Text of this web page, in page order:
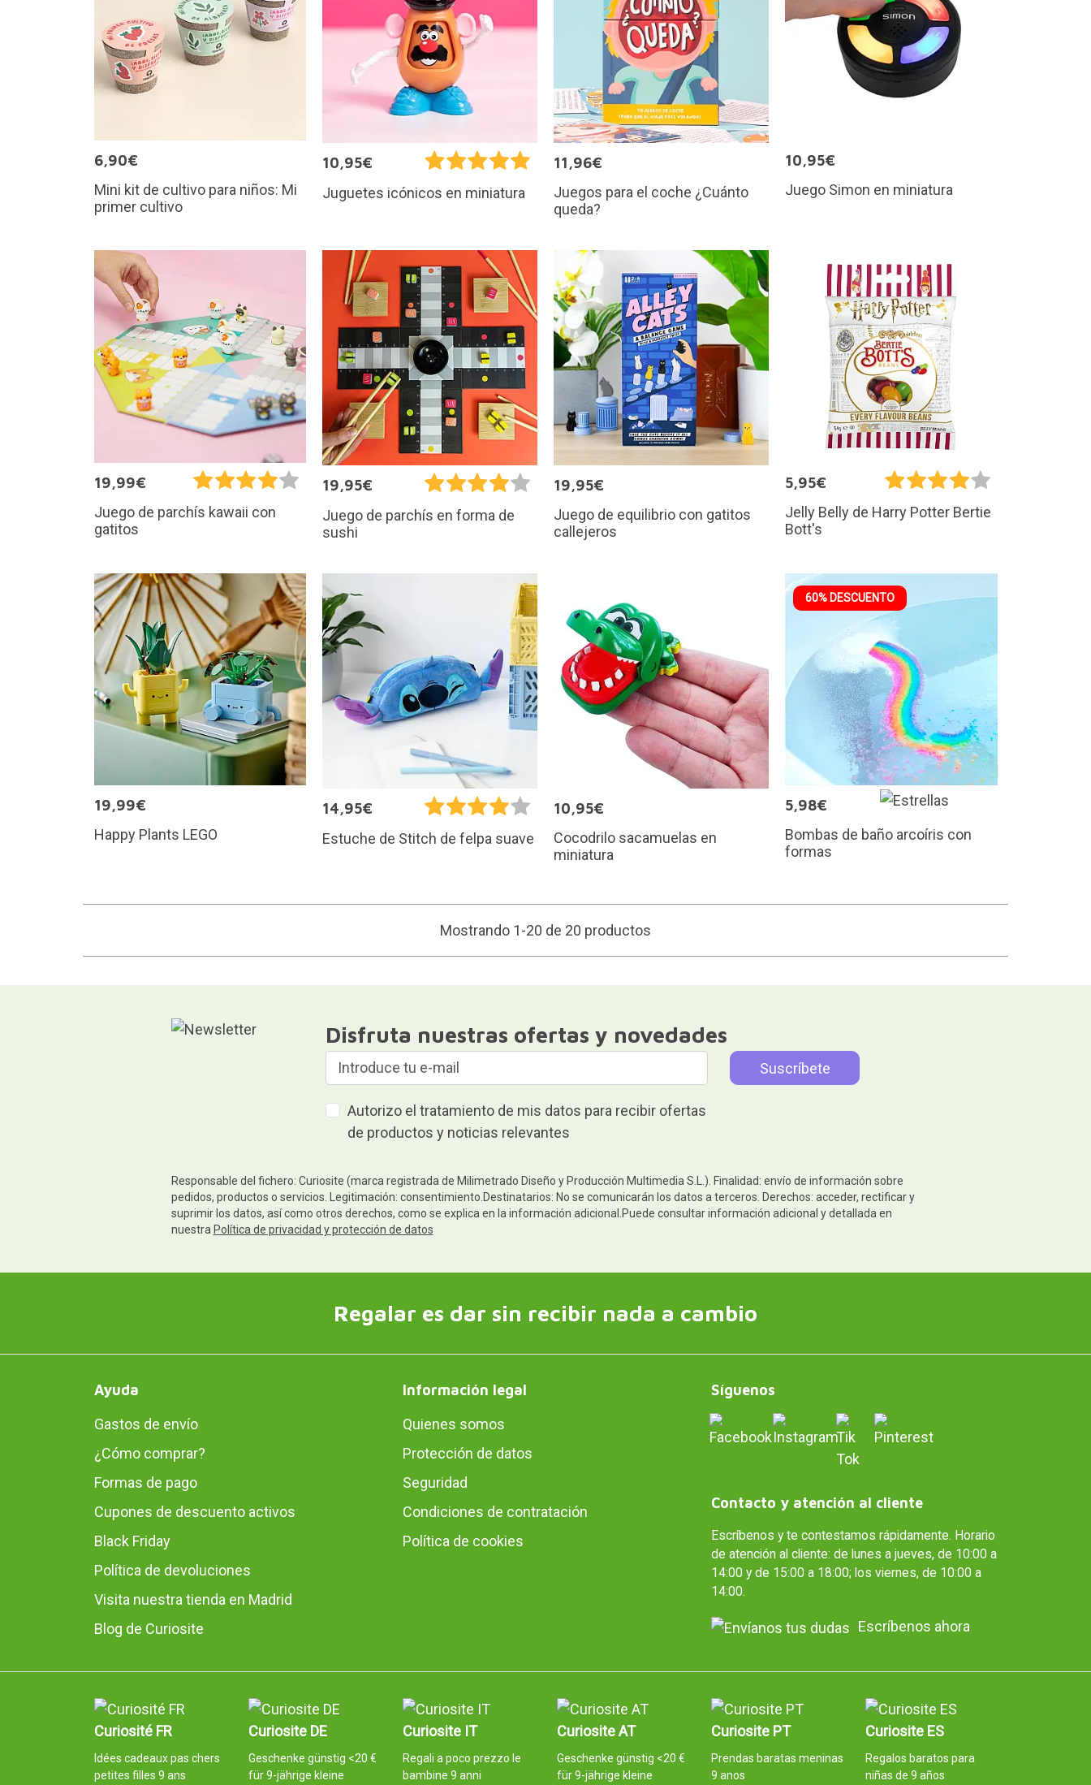
6,90€
Mini kit de cultivo para niños: Mi
primer cultivo
10,95€
Juguetes icónicos en miniatura
11,96€
Juegos para el coche ¿Cuánto
queda?
10,95€
Juego Simon en miniatura
19,99€
Juego de parchís kawaii con
gatitos
19,95€
Juego de parchís en forma de
sushi
19,95€
Juego de equilibrio con gatitos
callejeros
5,95€
Jelly Belly de Harry Potter Bertie
Bott's
19,99€
Happy Plants LEGO
14,95€
Estuche de Stitch de felpa suave
10,95€
Cocodrilo sacamuelas en
miniatura
60% DESCUENTO
5,98€
Bombas de baño arcoíris con
formas
Mostrando 1-20 de 20 productos
Disfruta nuestras ofertas y novedades
Autorizo el tratamiento de mis datos para recibir ofertas
de productos y noticias relevantes
Responsable del fichero: Curiosite (marca registrada de Milimetrado Diseño y Producción Multimedia S.L.). Finalidad: envío de información sobre
pedidos, productos o servicios. Legitimación: consentimiento.Destinatarios: No se comunicarán los datos a terceros. Derechos: acceder, rectificar y
suprimir los datos, así como otros derechos, como se explica en la información adicional.Puede consultar información adicional y detallada en
nuestra Política de privacidad y protección de datos
Regalar es dar sin recibir nada a cambio
Ayuda
Gastos de envío
¿Cómo comprar?
Formas de pago
Cupones de descuento activos
Black Friday
Política de devoluciones
Visita nuestra tienda en Madrid
Blog de Curiosite
Información legal
Quienes somos
Protección de datos
Seguridad
Condiciones de contratación
Política de cookies
Síguenos
Contacto y atención al cliente
Escríbenos y te contestamos rápidamente. Horario
de atención al cliente: de lunes a jueves, de 10:00 a
14:00 y de 15:00 a 18:00; los viernes, de 10:00 a
14:00.
Escríbenos ahora
Curiosité FR
Idées cadeaux pas chers
petites filles 9 ans
Curiosite DE
Geschenke günstig <20 €
für 9-jährige kleine
Curiosite IT
Regali a poco prezzo le
bambine 9 anni
Curiosite AT
Geschenke günstig <20 €
für 9-jährige kleine
Curiosite PT
Prendas baratas meninas
9 anos
Curiosite ES
Regalos baratos para
niñas de 9 años